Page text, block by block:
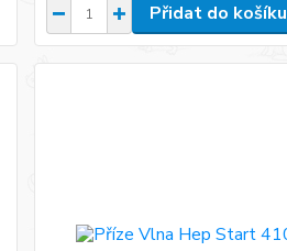
Přidat do košíku